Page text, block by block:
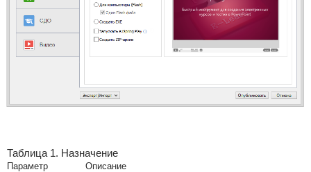
Таблица 1. Назначение
Параметр
Описание